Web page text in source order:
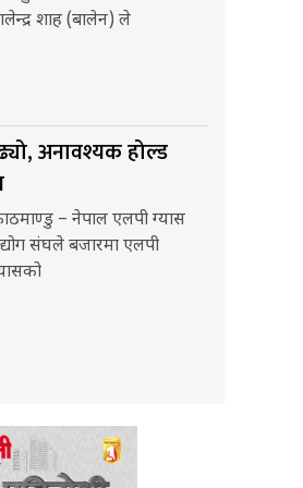
शाह (बालेन) ले
अनावश्यक होल्ड
– नेपाल एलपी ग्यास
संघले बजारमा एलपी